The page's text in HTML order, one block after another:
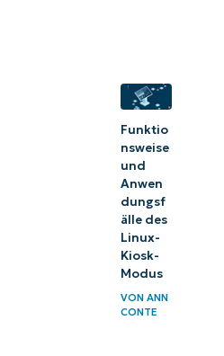
Funktio
nsweise
und
Anwen
dungsf
älle des
Linux-
Kiosk-
Modus
VON ANN
CONTE